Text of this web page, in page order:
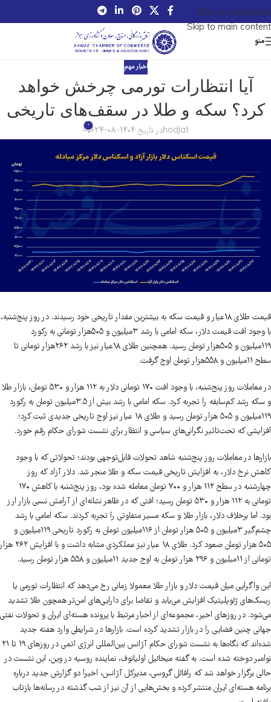
Skip to navigation
Skip to main content
منو
اخبار مهم
آیا انتظارات تورمی چرخش خواهد
کرد؟ سکه و طلا در سقف‌های تاریخی
hodjatدر تاریخ 1404-08-24 0
قیمت طلای ۱۸عیار و قیمت سکه به بیشترین مقدار تاریخی خود رسیدند. در روز پنج‌شنبه،
با وجود افت قیمت دلار، سکه امامی با رشد ۳‌میلیون‌ و ۵۰۵‌هزار تومانی به رکورد
۱۱۹‌میلیون و ۵۰۵‌هزار تومان رسید. همچنین طلای ۱۸عیار نیز با رشد ۲۶۲‌هزار تومانی تا
سطح ۱۱‌میلیون و ۵۵۸‌هزار تومان اوج گرفت.
در معاملات روز پنج‌شنبه، با وجود افت ۱۷۰ تومانی دلار به ۱۱۲ هزار و ۵۳۰ تومان، بازار طلا
و سکه رشد کم‌سابقه را تجربه کرد. سکه امامی با رشد بیش از ۳.۵میلیون تومان به رکورد
۱۱۹‌میلیون و ۵۰۵ هزار تومان رسید و طلای ۱۸ عیار نیز اوج تاریخی جدیدی ثبت کرد؛
افزایشی که تحت‌تاثیر نگرانی‌های سیاسی و انتظار برای نشست شورای حکام رقم خورد.
بازارها در معاملات روز پنج‌شنبه شاهد تحولات قابل‌توجهی بودند؛ تحولاتی که با وجود
کاهش نرخ دلار، به افزایش تاریخی قیمت سکه و طلا منجر شد. دلار آزاد که روز
چهارشنبه در سطح ۱۱۲ هزار و ۷۰۰ تومان معامله شده بود، روز پنج‌شنبه با کاهش ۱۷۰
تومانی به ۱۱۲ هزار و ۵۳۰ تومان رسید؛ افتی که در ظاهر نشانه‌ای از آرامش نسبی بازار ارز
بود. اما برخلاف دلار، بازار طلا و سکه مسیر متفاوتی را تجربه کردند. سکه امامی با رشد
چشم‌گیر ۳‌میلیون و ۵۰۵ هزار تومان از ۱۱۶‌میلیون تومان به رکورد تاریخی ۱۱۹‌میلیون و
۵۰۵ هزار تومان صعود کرد. طلای ۱۸ عیار نیز عملکردی مشابه داشت و با افزایش ۲۶۲ هزار
تومانی از ۱۱‌میلیون و ۲۹۶ هزار تومان به اوج جدید ۱۱‌میلیون و ۵۵۸ هزار تومان رسید.
این واگرایی میان قیمت دلار و بازار طلا معمولا زمانی رخ می‌دهد که انتظارات تورمی یا
ریسک‌های ژئوپلیتیک افزایش می‌یابد و تقاضا برای دارایی‌های امن‌تر همچون طلا تشدید
می‌شود. در روزهای اخیر، مجموعه‌ای از اخبار مرتبط با پرونده هسته‌ای ایران و تحولات نفتی
جهانی چنین فضایی را در بازار تشدید کرده است. بازارها در شرایطی وارد هفته جدید
شده‌اند که نگاه‌ها به نشست شورای حکام آژانس بین‌المللی انرژی اتمی در روزهای ۱۹ تا ۲۱
نوامبر دوخته شده است. به گفته میخائیل اولیانوف، نماینده روسیه در وین، این نشست در
حالی برگزار خواهد شد که رافائل گروسی، مدیرکل آژانس، اخیرا دو گزارش جدید درباره
برنامه هسته‌ای ایران منتشر کرده و بخش‌هایی از آن نیز از شب گذشته در رسانه‌ها بازتاب